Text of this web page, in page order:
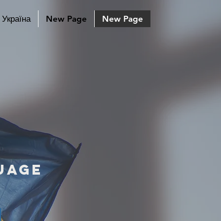
Україна New Page New Page